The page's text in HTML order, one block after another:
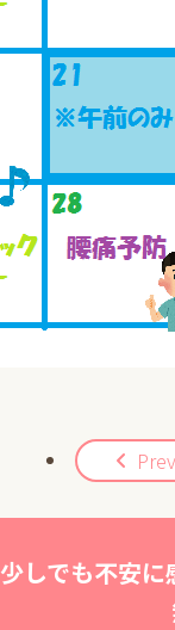
Prev
少しでも不安に